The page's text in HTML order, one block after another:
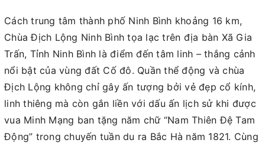
Cách trung tâm thành phố Ninh Bình khoảng 16 km,
Chùa Địch Lộng Ninh Bình tọa lạc trên địa bàn Xã Gia
Trấn, Tỉnh Ninh Bình là điểm đến tâm linh – thắng cảnh
nổi bật của vùng đất Cố đô. Quần thể động và chùa
Địch Lộng không chỉ gây ấn tượng bởi vẻ đẹp cổ kính,
linh thiêng mà còn gắn liền với dấu ấn lịch sử khi được
vua Minh Mạng ban tặng năm chữ “Nam Thiên Đệ Tam
Động” trong chuyến tuần du ra Bắc Hà năm 1821. Cùng